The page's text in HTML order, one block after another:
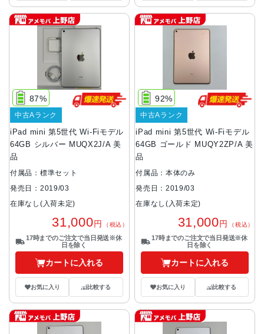
iPad mini 第5世代 Wi-Fiモデル
64GB シルバー MUQX2J/A 美
品
87%
中古Aランク
付属品：標準セット
発売日：2019/03
在庫なし(入荷未定)
31,000円 （税込）
17時までのご注文で当日発送※休
日を除く
カートに入れる
お気に入り 比較する
iPad mini 第5世代 Wi-Fiモデル
64GB ゴールド MUQY2ZP/A 美
品
92%
中古Aランク
付属品：本体のみ
発売日：2019/03
在庫なし(入荷未定)
31,000円 （税込）
17時までのご注文で当日発送※休
日を除く
カートに入れる
お気に入り 比較する